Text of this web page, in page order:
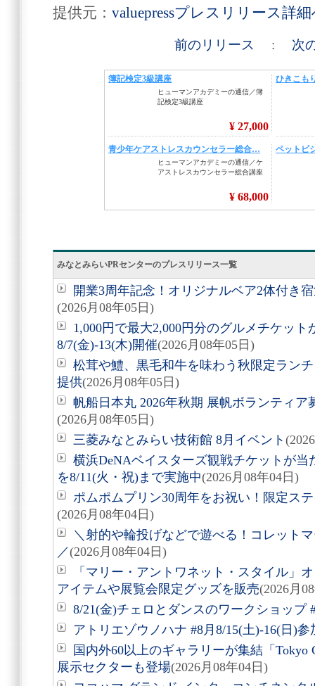
提供元： valuepressプレスリリース詳
前のリリース : 次
みなとみらいPRセンターのプレスリリース一覧
開業3周年記念！オリジナルベア2体付き
(2026月08年05日)
1,000円で最大2,000円分のグルメチケッ
8/7(金)-13(木)開催(2026月08年05日)
松茸や鱧、黒毛和牛を味わう秋限定ラン
提供(2026月08年05日)
帆船日本丸 2026年秋期 展帆ボランティア
(2026月08年05日)
三菱みなとみらい技術館 8月イベント
横浜DeNAベイスターズ観戦チケットが
を8/11(火・祝)まで実施中(2026月08年04日)
ポムポムプリン30周年をお祝い！限定ス
(2026月08年04日)
＼射的や輪投げなどで遊べる！コレット
／(2026月08年04日)
「マリー・アントワネット・スタイル」
アイテムや展覧会限定グッズを販売(2026月
8/21(金)チェロとダンスのワークショップ
アトリエゾウノハナ #8月8/15(土)-16(日)参
国内外60以上のギャラリーが集結「Tokyo
展示セクターも登場(2026月08年04日)